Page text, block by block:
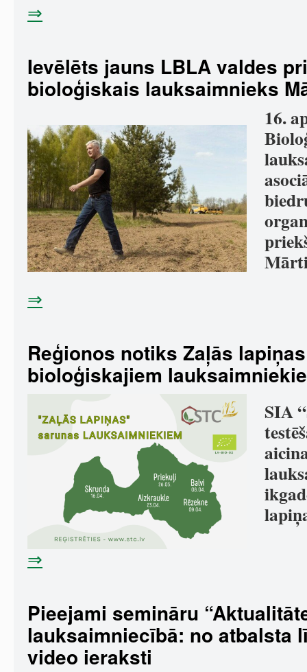
⇒
Ievēlēts jauns LBLA valdes
bioloģiskais lauksaimnieks
16.
⇒
Reģionos notiks Zaļās
bioloģiskajiem
SIA
⇒
Pieejami semināru
lauksaimniecībā: no atbalsta
video ieraksti